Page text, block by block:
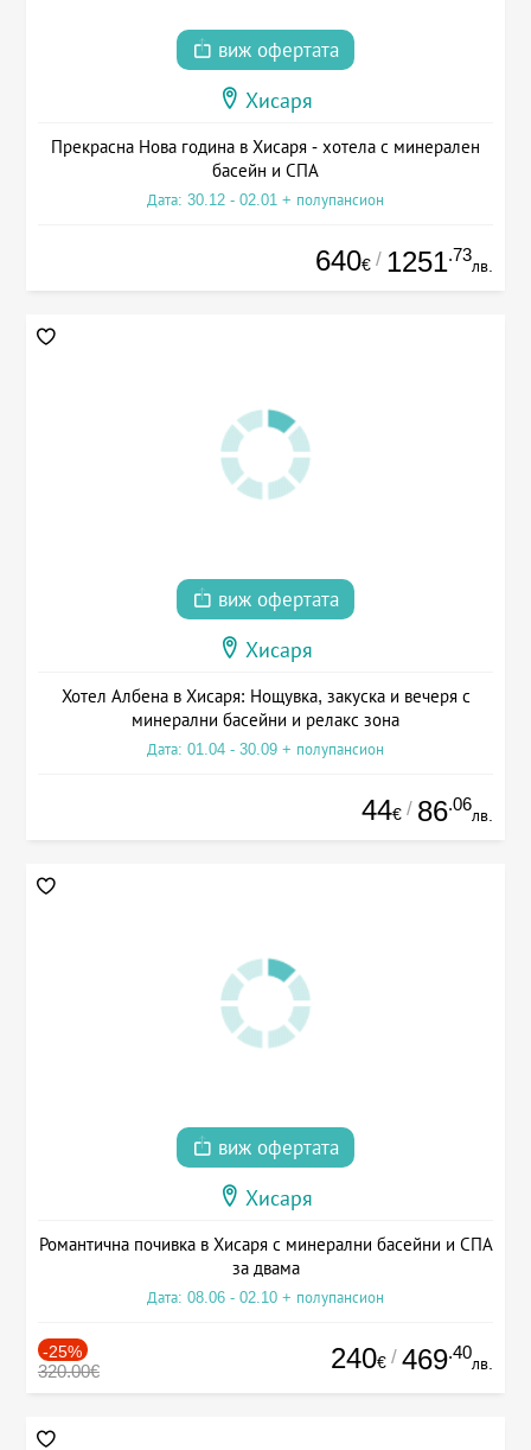
виж офертата
Хисаря
Прекрасна Нова година в Хисаря - хотела с минерален
басейн и СПА
Дата: 30.12 - 02.01 + полупансион
640€ / 1251.73
лв.
виж офертата
Хисаря
Хотел Албена в Хисаря: Нощувка, закуска и вечеря с
минерални басейни и релакс зона
Дата: 01.04 - 30.09 + полупансион
44€ / 86.06
лв.
виж офертата
Хисаря
Романтична почивка в Хисаря с минерални басейни и СПА
за двама
Дата: 08.06 - 02.10 + полупансион
-25%
320.00€ 240€ / 469.40
лв.